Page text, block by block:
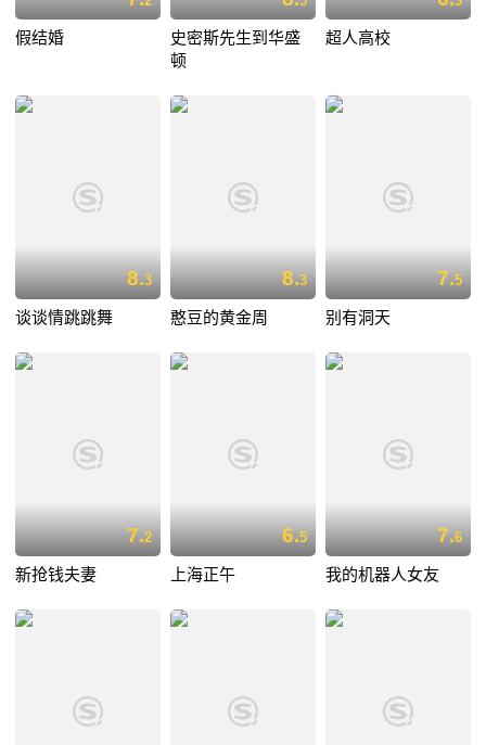
假结婚
史密斯先生到华盛
顿
超人高校
8.3
谈谈情跳跳舞
8.3
憨豆的黄金周
7.5
别有洞天
7.2
新抢钱夫妻
6.5
上海正午
7.6
我的机器人女友